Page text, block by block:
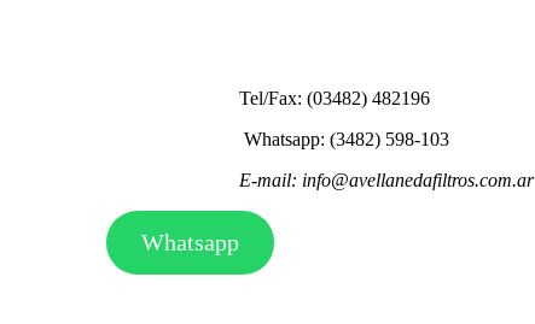
Tel/Fax: (03482) 482196
Whatsapp: (3482) 598-103
E-mail: info@avellanedafiltros.com.ar
Whatsapp